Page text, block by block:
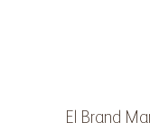
El Brand